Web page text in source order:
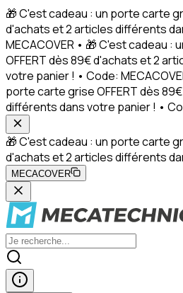
🎁 C'est cadeau : un porte carte
d'achats et 2 articles différents
MECACOVER • 🎁 C'est cadeau :
OFFERT dès 89€ d'achats et 2
votre panier ! • Code:
porte carte grise OFFERT dès
différents dans votre panier ! •
🎁 C'est cadeau : un porte carte
d'achats et 2 articles différents
MECACOVER